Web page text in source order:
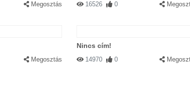
Megosztás 16526 0
Megosztás
Nincs cím!
14970 0